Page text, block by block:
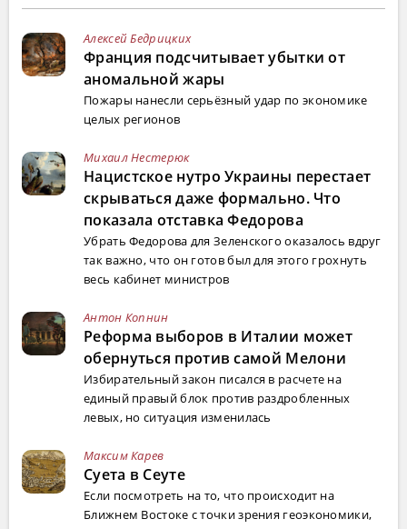
Алексей Бедрицких
Франция подсчитывает убытки от
аномальной жары
Пожары нанесли серьёзный удар по экономике
целых регионов
Михаил Нестерюк
Нацистское нутро Украины перестает
скрываться даже формально. Что
показала отставка Федорова
Убрать Федорова для Зеленского оказалось вдруг
так важно, что он готов был для этого грохнуть
весь кабинет министров
Антон Копнин
Реформа выборов в Италии может
обернуться против самой Мелони
Избирательный закон писался в расчете на
единый правый блок против раздробленных
левых, но ситуация изменилась
Максим Карев
Суета в Сеуте
Если посмотреть на то, что происходит на
Ближнем Востоке с точки зрения геоэкономики,